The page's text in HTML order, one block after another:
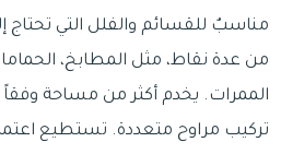
مناسبٌ للقسائم والفلل التي تحتاج
من عدة نقاط، مثل المطابخ،
الممرات. يخدم أكثر من مساحة
تركيب مراوح متعددة. تستطيع